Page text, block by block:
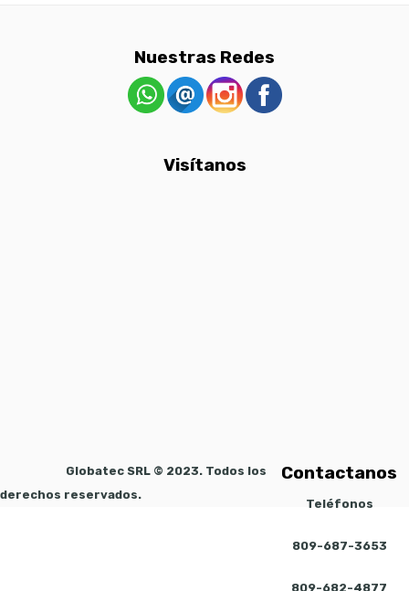
Nuestras Redes
Visítanos
Contactanos
Teléfonos
809-687-3653
809-682-4877
Globatec SRL © 2023. Todos los
derechos reservados.